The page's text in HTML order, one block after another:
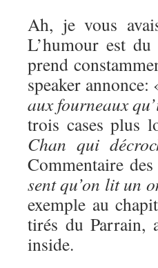
Ah, je vous
L’humour est
prend
speaker annonce:
aux fourneaux
trois cases plus
Chan qui
Commentaire
sent qu’on lit un
exemple au
tirés du Parrain,
inside.